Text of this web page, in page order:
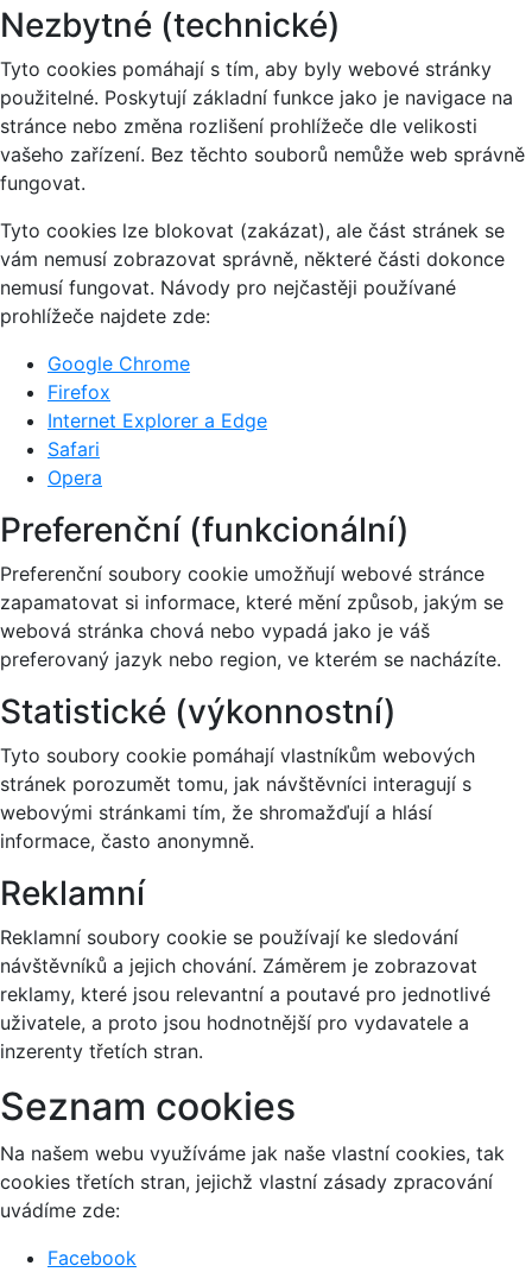
Nezbytné (technické)
Tyto cookies pomáhají s tím, aby byly webové stránky
použitelné. Poskytují základní funkce jako je navigace na
stránce nebo změna rozlišení prohlížeče dle velikosti
vašeho zařízení. Bez těchto souborů nemůže web správně
fungovat.
Tyto cookies lze blokovat (zakázat), ale část stránek se
vám nemusí zobrazovat správně, některé části dokonce
nemusí fungovat. Návody pro nejčastěji používané
prohlížeče najdete zde:
Google Chrome
Firefox
Internet Explorer a Edge
Safari
Opera
Preferenční (funkcionální)
Preferenční soubory cookie umožňují webové stránce
zapamatovat si informace, které mění způsob, jakým se
webová stránka chová nebo vypadá jako je váš
preferovaný jazyk nebo region, ve kterém se nacházíte.
Statistické (výkonnostní)
Tyto soubory cookie pomáhají vlastníkům webových
stránek porozumět tomu, jak návštěvníci interagují s
webovými stránkami tím, že shromažďují a hlásí
informace, často anonymně.
Reklamní
Reklamní soubory cookie se používají ke sledování
návštěvníků a jejich chování. Záměrem je zobrazovat
reklamy, které jsou relevantní a poutavé pro jednotlivé
uživatele, a proto jsou hodnotnější pro vydavatele a
inzerenty třetích stran.
Seznam cookies
Na našem webu využíváme jak naše vlastní cookies, tak
cookies třetích stran, jejichž vlastní zásady zpracování
uvádíme zde:
Facebook